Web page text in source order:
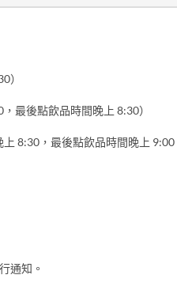
）
最後點飲品時間晚上 8:30）
8:30，最後點飲品時間晚上 9:00
通知。